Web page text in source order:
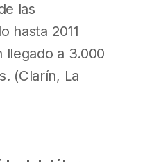
las
hasta 2011
llegado a 3.000
(Clarín, La